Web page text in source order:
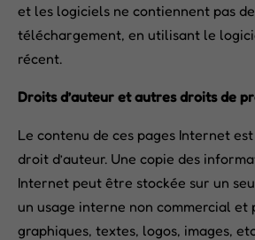
et les logiciels ne contiennent pas
téléchargement, en utilisant le
récent.
Droits d’auteur et autres droits de
Le contenu de ces pages Internet
droit d’auteur. Une copie des
Internet peut être stockée sur un
un usage interne non commercial et
graphiques, textes, logos, images,